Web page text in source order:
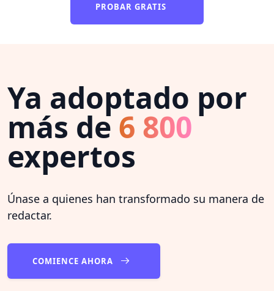
PROBAR GRATIS
Ya adoptado por
más de 6 800
expertos
Únase a quienes han transformado su manera de
redactar.
COMIENCE AHORA